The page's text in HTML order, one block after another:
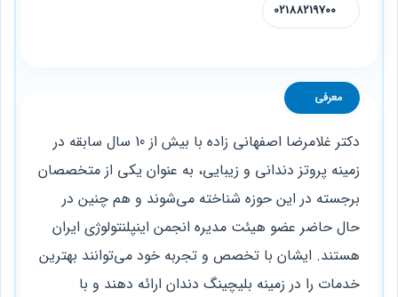
02188219700
معرفی
دکتر غلامرضا اصفهانی زاده با بیش از 10 سال سابقه در
زمینه پروتز دندانی و زیبایی، به عنوان یکی از متخصصان
برجسته در این حوزه شناخته می‌شوند و هم چنین در
حال حاضر عضو هیئت مدیره انجمن اینپلنتولوژی ایران
هستند. ایشان با تخصص و تجربه خود می‌توانند بهترین
خدمات را در زمینه بلیچینگ دندان ارائه دهند و با